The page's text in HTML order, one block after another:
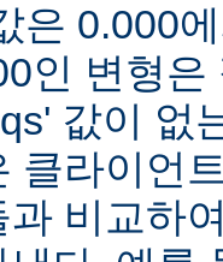
은 0.000
인 변형은
값이 없
클라이언
과 비교하